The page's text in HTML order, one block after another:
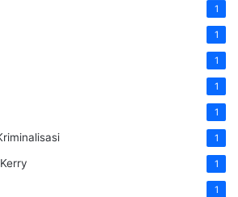
1
1
1
1
1
1
1
1